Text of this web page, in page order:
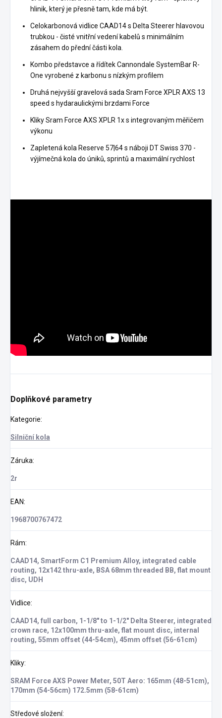
hlinik, který je přesně tam, kde má být.
Celokarbonová vidlice CAAD14 s Delta Steerer hlavovou
trubkou - čisté vnitřní vedení kabelů s minimálním
zásahem do přední části kola.
Kombo představce a řídítek Cannondale SystemBar R-
One vyrobené z karbonu s nízkým profilem
Druhá nejvyšší gravelová sada Sram Force XPLR AXS 13
speed s hydaraulickými brzdami Force
Kliky Sram Force AXS XPLR 1x s integrovaným měřičem
výkonu
Zapletená kola Reserve 57|64 s náboji DT Swiss 370 -
výjímečná kola do úniků, sprintů a maximální rychlost
Doplňkové parametry
Kategorie:
Silniční kola
Záruka:
2r
EAN:
1968700767472
Rám:
CAAD14, SmartForm C1 Premium Alloy, integrated cable
routing, 12x142 thru-axle, BSA 68mm threaded BB, flat mount
disc, UDH
Vidlice:
CAAD14, full carbon, 1-1/8" to 1-1/2" Delta Steerer, integrated
crown race, 12x100mm thru-axle, flat mount disc, internal
routing, 55mm offset (44-54cm), 45mm offset (56-61cm)
Kliky:
SRAM Force AXS Power Meter, 50T Aero: 165mm (48-51cm),
170mm (54-56cm) 172.5mm (58-61cm)
Středové složení: